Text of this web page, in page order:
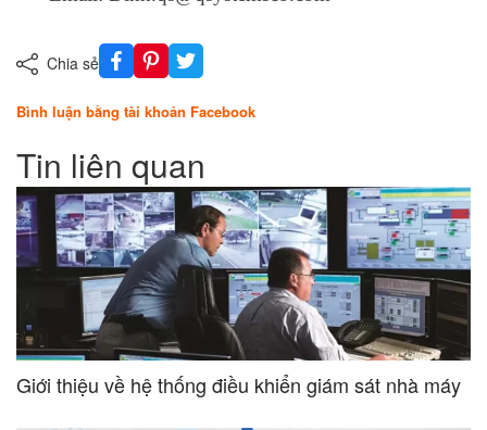
Chia sẻ
Bình luận bằng tài khoản Facebook
Tin liên quan
Giới thiệu về hệ thống điều khiển giám sát nhà máy